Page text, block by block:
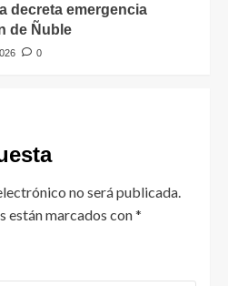
decreta emergencia
de Ñuble
0
no será publicada.
están marcados con*